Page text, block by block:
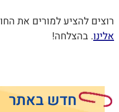
רוצים להציע למורים את
אלינו. בהצלחה!
חדש באתר